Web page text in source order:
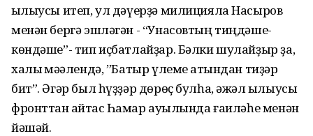
ҡылыусы итеп, ул дәүерҙә милицияла Насыров
менән бергә эшләгән - “Унасовтың тиңдәше-
көндәше”- тип иҫбатлайҙар. Бәлки шулайҙыр ҙа,
халыҡ мәҡәлендә, ”Батыр үлеме ҡатындан тиҙәр
бит”. Әгәр был һүҙҙәр дөрөҫ булһа, әжәл ҡылыусы
фронттан ҡайтҡас Һаҡмар ауылында ғаиләһе менән
йәшәй.